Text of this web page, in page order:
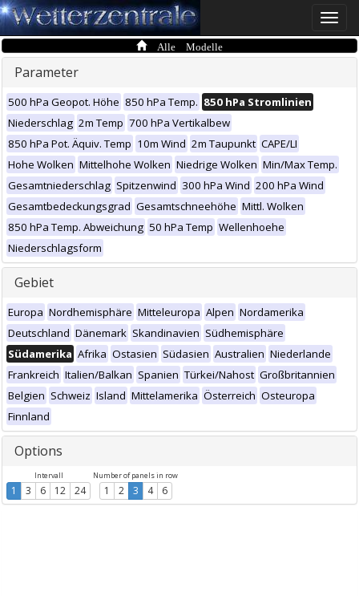
Toggle
Alle Modelle
Parameter
500 hPa Geopot. Höhe 850 hPa Temp. 850 hPa Stromlinien
Niederschlag 2m Temp 700 hPa Vertikalbew
850 hPa Pot. Äquiv. Temp 10m Wind 2m Taupunkt CAPE/LI
Hohe Wolken Mittelhohe Wolken Niedrige Wolken Min/Max Temp.
Gesamtniederschlag Spitzenwind 300 hPa Wind 200 hPa Wind
Gesamtbedeckungsgrad Gesamtschneehöhe Mittl. Wolken
850 hPa Temp. Abweichung 50 hPa Temp Wellenhoehe
Niederschlagsform
Gebiet
Europa Nordhemisphäre Mitteleuropa Alpen Nordamerika
Deutschland Dänemark Skandinavien Südhemisphäre
Südamerika Afrika Ostasien Südasien Australien Niederlande
Frankreich Italien/Balkan Spanien Türkei/Nahost Großbritannien
Belgien Schweiz Island Mittelamerika Österreich Osteuropa
Finnland
Options
Intervall
1 3 6 12 24
Number of panels in row
1 2 3 4 6